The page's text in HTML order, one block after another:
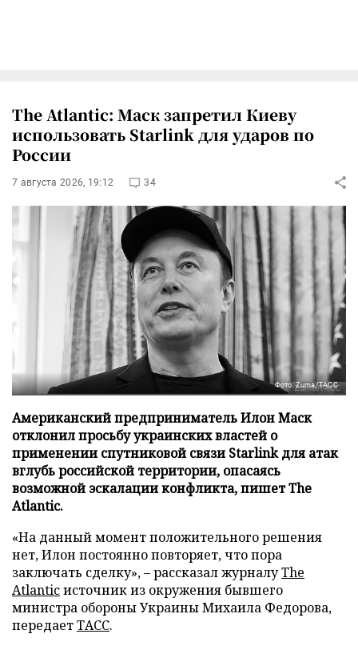
The Atlantic: Маск запретил Киеву
использовать Starlink для ударов по
России
7 августа 2026, 19:12 34
Фото: Zuma/ТАСС
Американский предприниматель Илон Маск
отклонил просьбу украинских властей о
применении спутниковой связи Starlink для атак
вглубь российской территории, опасаясь
возможной эскалации конфликта, пишет The
Atlantic.
«На данный момент положительного решения
нет, Илон постоянно повторяет, что пора
заключать сделку», – рассказал журналуThe
Atlanticисточник из окружения бывшего
министра обороны Украины Михаила Федорова,
передаетТАСС.